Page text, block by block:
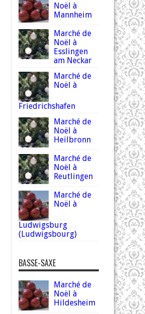
Noël à
Mannheim
Marché de
Noël à
Esslingen
am Neckar
Marché de
Noël à
Friedrichshafen
Marché de
Noël à
Heilbronn
Marché de
Noël à
Reutlingen
Marché de
Noël à
Ludwigsburg
(Ludwigsbourg)
BASSE-SAXE
Marché de
Noël à
Hildesheim